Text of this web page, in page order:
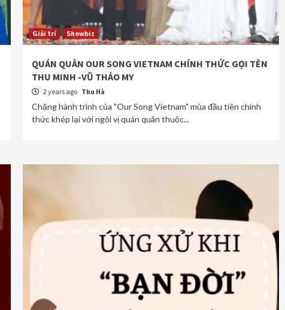
Giải trí Showbiz
QUÁN QUÂN OUR SONG VIETNAM CHÍNH THỨC GỌI TÊN
THU MINH -VŨ THẢO MY
2 years ago Thu Hà
Chặng hành trình của "Our Song Vietnam" mùa đầu tiên chính
thức khép lại với ngôi vị quán quân thuộc...